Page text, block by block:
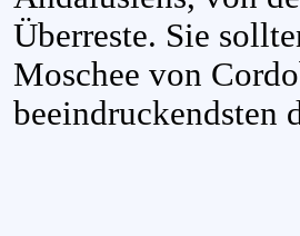
Überreste. Sie
Moschee von
beeindruckendsten